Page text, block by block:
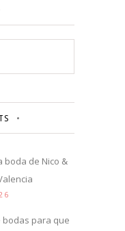
boda de Nico &
bodas para que